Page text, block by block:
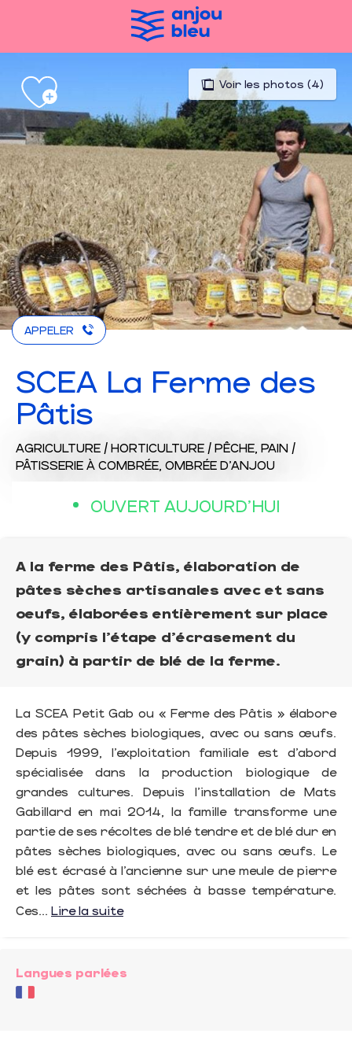
Voir les photos (4)
APPELER
SCEA La Ferme des
Pâtis
AGRICULTURE / HORTICULTURE / PÊCHE, PAIN /
PÂTISSERIE À COMBRÉE, OMBRÉE D'ANJOU
OUVERT AUJOURD'HUI
A la ferme des Pâtis, élaboration de
pâtes sèches artisanales avec et sans
oeufs, élaborées entièrement sur place
(y compris l'étape d'écrasement du
grain) à partir de blé de la ferme.
La SCEA Petit Gab ou « Ferme des Pâtis » élabore
des pâtes sèches biologiques, avec ou sans œufs.
Depuis 1999, l’exploitation familiale est d’abord
spécialisée dans la production biologique de
grandes cultures. Depuis l’installation de Mats
Gabillard en mai 2014, la famille transforme une
partie de ses récoltes de blé tendre et de blé dur en
pâtes sèches biologiques, avec ou sans œufs. Le
blé est écrasé à l’ancienne sur une meule de pierre
et les pâtes sont séchées à basse température.
Ces... Lire la suite
Langues parlées